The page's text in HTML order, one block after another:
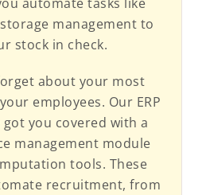
management to
stock in check.
about your most
employees. Our ERP
you covered with a
management module
tools. These
recruitment, from